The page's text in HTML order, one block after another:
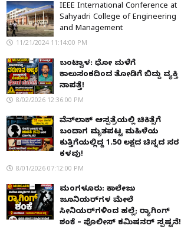
IEEE International Conference at
Sahyadri College of Engineering
and Management
11/21/2024 11:14:00 PM
ಬಂಟ್ವಾಳ: ಧೋ ಮಳೆಗೆ
ಕಾಲುಸಂಕದಿಂದ ತೋಡಿಗೆ ಬಿದ್ದು ವ್ಯಕ್ತಿ
ನಾಪತ್ತೆ!
8/02/2026 12:36:00 PM
ವೆನ್‌ಲಾಕ್ ಆಸ್ಪತ್ರೆಯಲ್ಲಿ ಚಿಕಿತ್ಸೆಗೆ
ಬಂದಾಗ ಮೃತಪಟ್ಟ ಮಹಿಳೆಯ
ಕುತ್ತಿಗೆಯಲ್ಲಿದ್ದ ₹1.50 ಲಕ್ಷದ ಚಿನ್ನದ ಸರ
ಕಳವು!
8/01/2026 07:12:00 PM
ಮಂಗಳೂರು: ಕಾಲೇಜು
ಜೂನಿಯರ್‌ಗಳ ಮೇಲೆ
ಸೀನಿಯರ್‌ಗಳಿಂದ ಹಲ್ಲೆ; ರ‌್ಯಾಗಿಂಗ್
ಶಂಕೆ – ಪೊಲೀಸ್ ಕಮಿಷನರ್ ಸ್ಪಷ್ಟನೆ!